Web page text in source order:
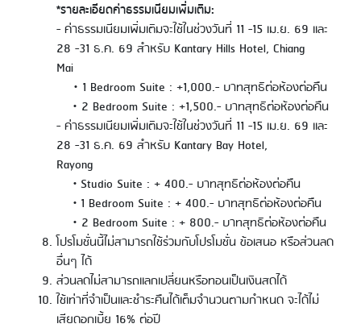
*รายละเอียดค่าธรรมเนียมเพิ่มเติม:
- ค่าธรรมเนียมเพิ่มเติมจะใช้ในช่วงวันที่ 11 -15 เม.ย. 69 และ
28 -31 ธ.ค. 69 สำหรับ Kantary Hills Hotel, Chiang
Mai
• 1 Bedroom Suite : +1,000.- บาทสุทธิต่อห้องต่อคืน
• 2 Bedroom Suite : +1,500.- บาทสุทธิต่อห้องต่อคืน
- ค่าธรรมเนียมเพิ่มเติมจะใช้ในช่วงวันที่ 11 -15 เม.ย. 69 และ
28 -31 ธ.ค. 69 สำหรับ Kantary Bay Hotel,
Rayong
• Studio Suite : + 400.- บาทสุทธิต่อห้องต่อคืน
• 1 Bedroom Suite : + 400.- บาทสุทธิต่อห้องต่อคืน
• 2 Bedroom Suite : + 800.- บาทสุทธิต่อห้องต่อคืน
โปรโมชั่นนี้ไม่สามารถใช้ร่วมกับโปรโมชั่น ข้อเสนอ หรือส่วนลด
อื่นๆ ได้
ส่วนลดไม่สามารถแลกเปลี่ยนหรือทอนเป็นเงินสดได้
ใช้เท่าที่จำเป็นและชำระคืนได้เต็มจำนวนตามกำหนด จะได้ไม่
เสียดอกเบี้ย 16% ต่อปี